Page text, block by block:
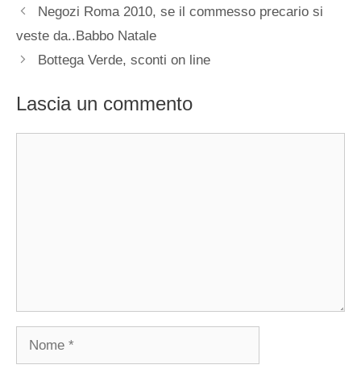
Negozi Roma 2010, se il commesso precario si
veste da..Babbo Natale
Bottega Verde, sconti on line
Lascia un commento
Nome